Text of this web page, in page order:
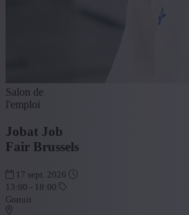
Salon de
l'emploi
Jobat Job
Fair Brussels
17 sept. 2026
13:00 - 18:00
Gratuit